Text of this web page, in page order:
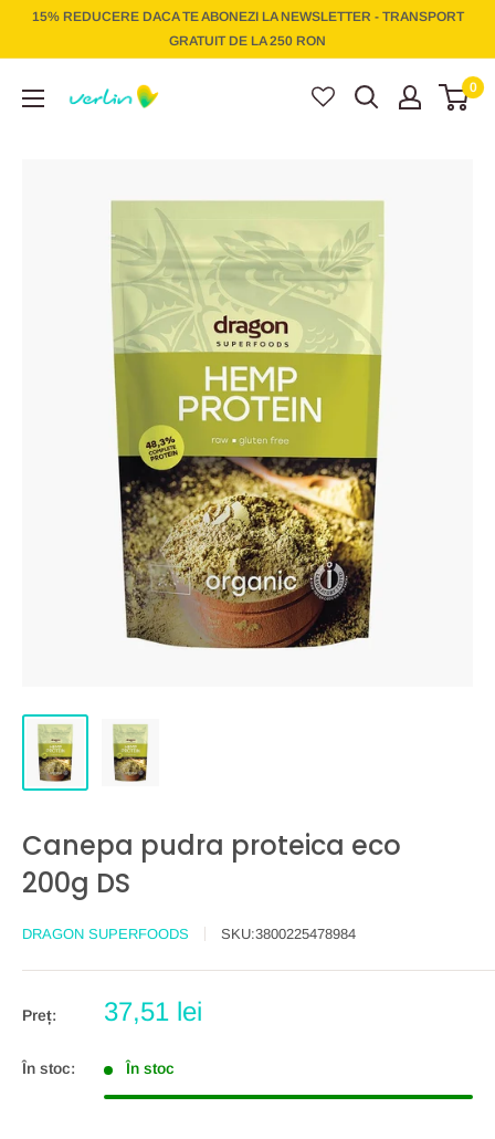
15% REDUCERE DACA TE ABONEZI LA NEWSLETTER - TRANSPORT
GRATUIT DE LA 250 RON
0
Canepa pudra proteica eco
200g DS
DRAGON SUPERFOODS SKU:3800225478984
Preț:
Preț
37,51 lei
În stoc: În stoc